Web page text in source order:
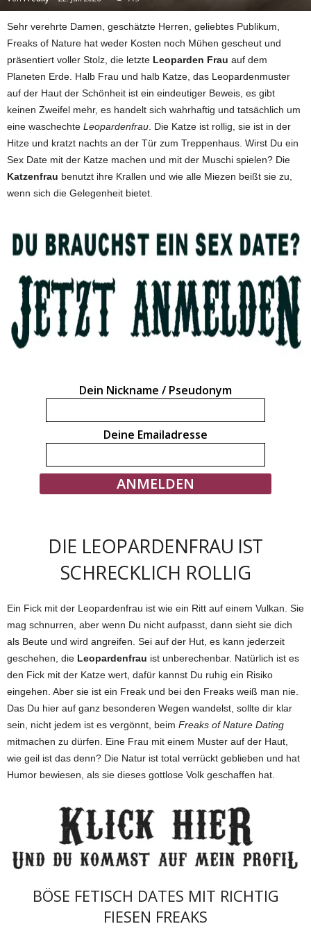
Sehr verehrte Damen, geschätzte Herren, geliebtes Publikum,
Freaks of Nature hat weder Kosten noch Mühen gescheut und
präsentiert voller Stolz, die letzte Leoparden Frau auf dem
Planeten Erde. Halb Frau und halb Katze, das Leopardenmuster
auf der Haut der Schönheit ist ein eindeutiger Beweis, es gibt
keinen Zweifel mehr, es handelt sich wahrhaftig und tatsächlich um
eine waschechte Leopardenfrau. Die Katze ist rollig, sie ist in der
Hitze und kratzt nachts an der Tür zum Treppenhaus. Wirst Du ein
Sex Date mit der Katze machen und mit der Muschi spielen? Die
Katzenfrau benutzt ihre Krallen und wie alle Miezen beißt sie zu,
wenn sich die Gelegenheit bietet.
Dein Nickname / Pseudonym
Deine Emailadresse
DIE LEOPARDENFRAU IST
SCHRECKLICH ROLLIG
Ein Fick mit der Leopardenfrau ist wie ein Ritt auf einem Vulkan. Sie
mag schnurren, aber wenn Du nicht aufpasst, dann sieht sie dich
als Beute und wird angreifen. Sei auf der Hut, es kann jederzeit
geschehen, die Leopardenfrau ist unberechenbar. Natürlich ist es
den Fick mit der Katze wert, dafür kannst Du ruhig ein Risiko
eingehen. Aber sie ist ein Freak und bei den Freaks weiß man nie.
Das Du hier auf ganz besonderen Wegen wandelst, sollte dir klar
sein, nicht jedem ist es vergönnt, beim Freaks of Nature Dating
mitmachen zu dürfen. Eine Frau mit einem Muster auf der Haut,
wie geil ist das denn? Die Natur ist total verrückt geblieben und hat
Humor bewiesen, als sie dieses gottlose Volk geschaffen hat.
BÖSE FETISCH DATES MIT RICHTIG
FIESEN FREAKS